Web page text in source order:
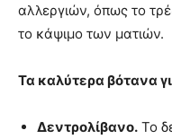
αλλεργιών, όπως το
το κάψιμο των ματιών.
Τα καλύτερα βότανα
Δεντρολίβανο. Το